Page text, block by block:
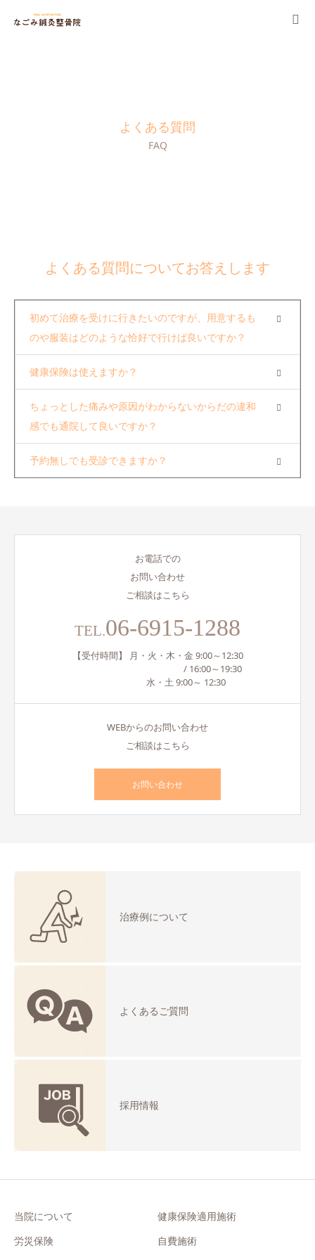
よくある質問
FAQ
よくある質問についてお答えします
初めて治療を受けに行きたいのですが、用意するも
のや服装はどのような恰好で行けば良いですか？
健康保険は使えますか？
ちょっとした痛みや原因がわからないからだの違和
感でも通院して良いですか？
予約無しでも受診できますか？
お電話での
お問い合わせ
ご相談はこちら
TEL.06-6915-1288
【受付時間】 月・火・木・金 9:00～12:30
/ 16:00～19:30
水・土 9:00～ 12:30
WEBからのお問い合わせ
ご相談はこちら
お問い合わせ
治療例について
よくあるご質問
採用情報
当院について
健康保険適用施術
労災保険
自費施術
採用情報